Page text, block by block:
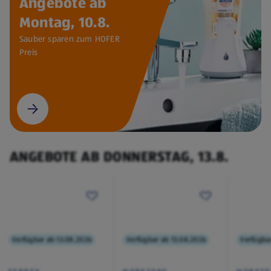
Montag, 10.8.
Sauber sparen zum HOFER
Preis
ANGEBOTE AB DONNERSTAG, 13.8.
Verfügbar ab 13.08.2026 Verfügbar ab 13.08.2026